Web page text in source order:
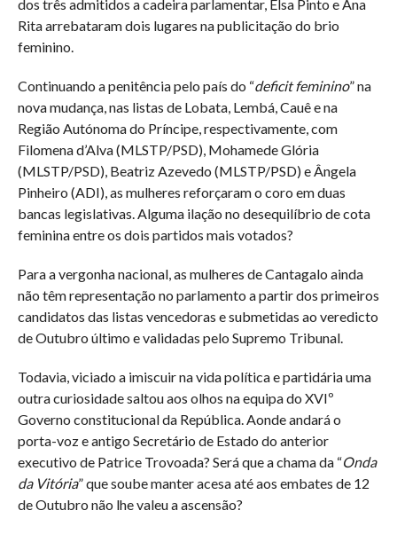
dos três admitidos a cadeira parlamentar, Elsa Pinto e Ana
Rita arrebataram dois lugares na publicitação do brio
feminino.
Continuando a penitência pelo país do “deficit feminino” na
nova mudança, nas listas de Lobata, Lembá, Cauê e na
Região Autónoma do Príncipe, respectivamente, com
Filomena d’Alva (MLSTP/PSD), Mohamede Glória
(MLSTP/PSD), Beatriz Azevedo (MLSTP/PSD) e Ângela
Pinheiro (ADI), as mulheres reforçaram o coro em duas
bancas legislativas. Alguma ilação no desequilíbrio de cota
feminina entre os dois partidos mais votados?
Para a vergonha nacional, as mulheres de Cantagalo ainda
não têm representação no parlamento a partir dos primeiros
candidatos das listas vencedoras e submetidas ao veredicto
de Outubro último e validadas pelo Supremo Tribunal.
Todavia, viciado a imiscuir na vida política e partidária uma
outra curiosidade saltou aos olhos na equipa do XVIº
Governo constitucional da República. Aonde andará o
porta-voz e antigo Secretário de Estado do anterior
executivo de Patrice Trovoada? Será que a chama da “Onda
da Vitória” que soube manter acesa até aos embates de 12
de Outubro não lhe valeu a ascensão?